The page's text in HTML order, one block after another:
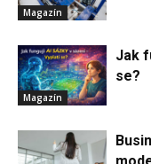
Magazín
Magazín
Jak
se?